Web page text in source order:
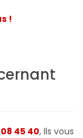
!
08 45 40, Ils vous